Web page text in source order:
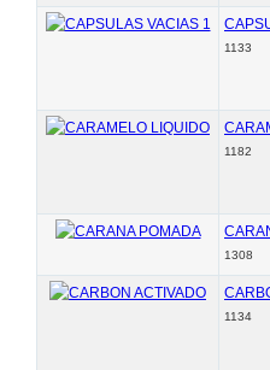
1133
1182
1308
1134